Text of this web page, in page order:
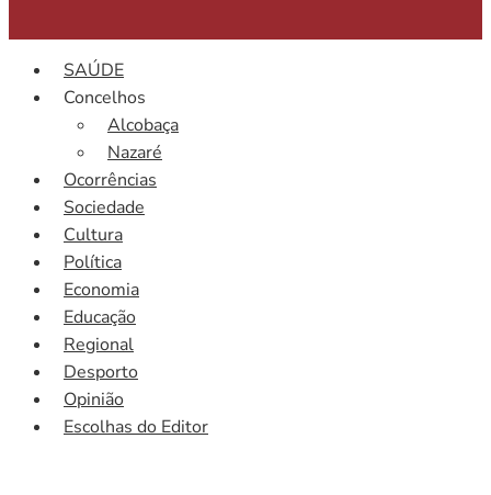
SAÚDE
Concelhos
Alcobaça
Nazaré
Ocorrências
Sociedade
Cultura
Política
Economia
Educação
Regional
Desporto
Opinião
Escolhas do Editor